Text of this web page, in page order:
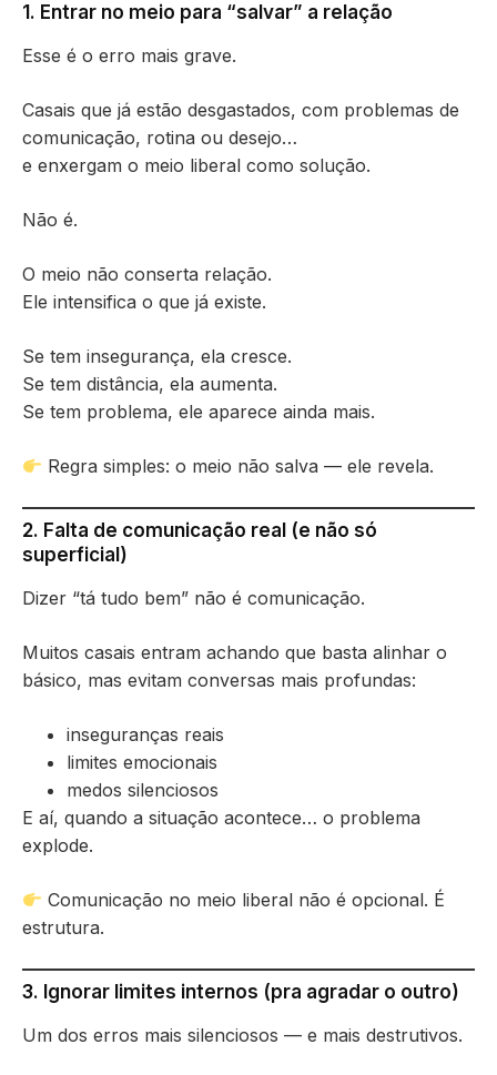
1. Entrar no meio para “salvar” a relação
Esse é o erro mais grave.
Casais que já estão desgastados, com problemas de
comunicação, rotina ou desejo…
e enxergam o meio liberal como solução.
Não é.
O meio não conserta relação.
Ele intensifica o que já existe.
Se tem insegurança, ela cresce.
Se tem distância, ela aumenta.
Se tem problema, ele aparece ainda mais.
Regra simples: o meio não salva — ele revela.
2. Falta de comunicação real (e não só
superficial)
Dizer “tá tudo bem” não é comunicação.
Muitos casais entram achando que basta alinhar o
básico, mas evitam conversas mais profundas:
inseguranças reais
limites emocionais
medos silenciosos
E aí, quando a situação acontece… o problema
explode.
Comunicação no meio liberal não é opcional. É
estrutura.
3. Ignorar limites internos (pra agradar o outro)
Um dos erros mais silenciosos — e mais destrutivos.